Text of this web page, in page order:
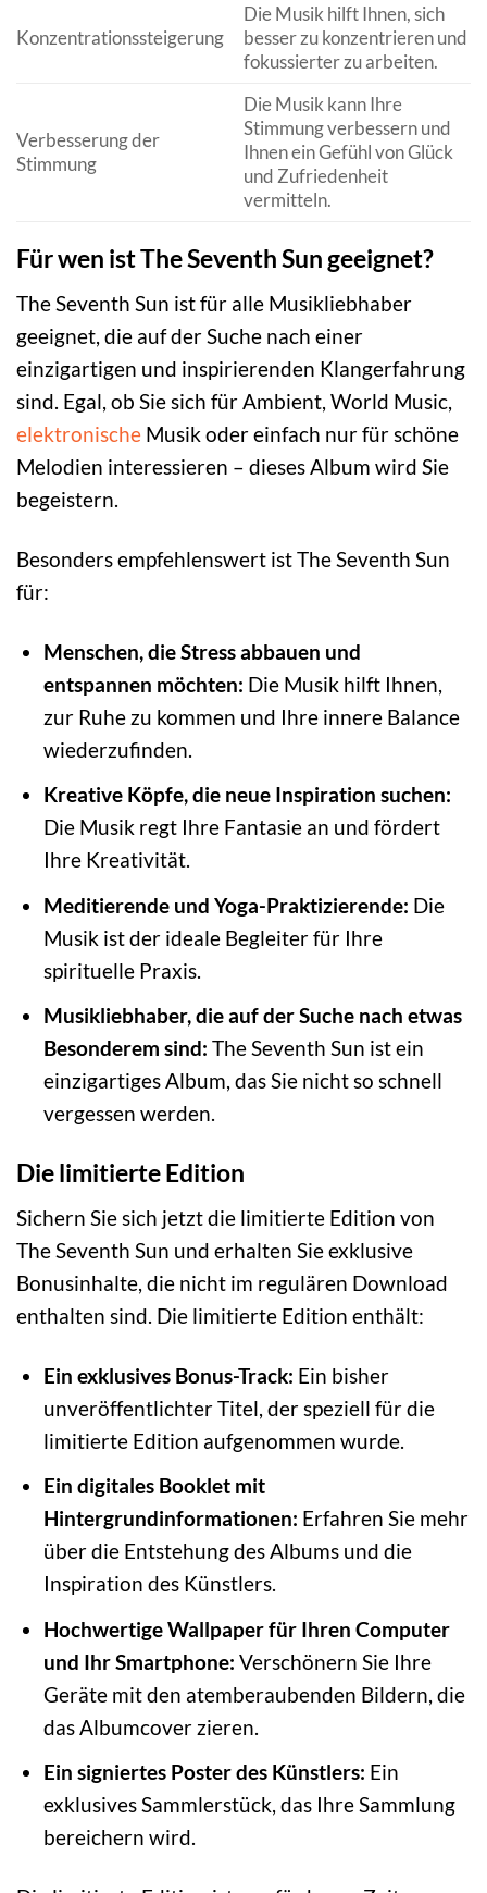
Konzentrationssteigerung
Die Musik hilft Ihnen, sich
besser zu konzentrieren und
fokussierter zu arbeiten.
Verbesserung der
Stimmung
Die Musik kann Ihre
Stimmung verbessern und
Ihnen ein Gefühl von Glück
und Zufriedenheit
vermitteln.
Für wen ist The Seventh Sun geeignet?
The Seventh Sun ist für alle Musikliebhaber
geeignet, die auf der Suche nach einer
einzigartigen und inspirierenden Klangerfahrung
sind. Egal, ob Sie sich für Ambient, World Music,
elektronische Musik oder einfach nur für schöne
Melodien interessieren – dieses Album wird Sie
begeistern.
Besonders empfehlenswert ist The Seventh Sun
für:
Menschen, die Stress abbauen und
entspannen möchten: Die Musik hilft Ihnen,
zur Ruhe zu kommen und Ihre innere Balance
wiederzufinden.
Kreative Köpfe, die neue Inspiration suchen:
Die Musik regt Ihre Fantasie an und fördert
Ihre Kreativität.
Meditierende und Yoga-Praktizierende: Die
Musik ist der ideale Begleiter für Ihre
spirituelle Praxis.
Musikliebhaber, die auf der Suche nach etwas
Besonderem sind: The Seventh Sun ist ein
einzigartiges Album, das Sie nicht so schnell
vergessen werden.
Die limitierte Edition
Sichern Sie sich jetzt die limitierte Edition von
The Seventh Sun und erhalten Sie exklusive
Bonusinhalte, die nicht im regulären Download
enthalten sind. Die limitierte Edition enthält:
Ein exklusives Bonus-Track: Ein bisher
unveröffentlichter Titel, der speziell für die
limitierte Edition aufgenommen wurde.
Ein digitales Booklet mit
Hintergrundinformationen: Erfahren Sie mehr
über die Entstehung des Albums und die
Inspiration des Künstlers.
Hochwertige Wallpaper für Ihren Computer
und Ihr Smartphone: Verschönern Sie Ihre
Geräte mit den atemberaubenden Bildern, die
das Albumcover zieren.
Ein signiertes Poster des Künstlers: Ein
exklusives Sammlerstück, das Ihre Sammlung
bereichern wird.